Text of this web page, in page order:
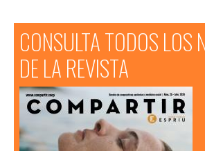
CONSULTA TODOS LOS
DE LA REVISTA